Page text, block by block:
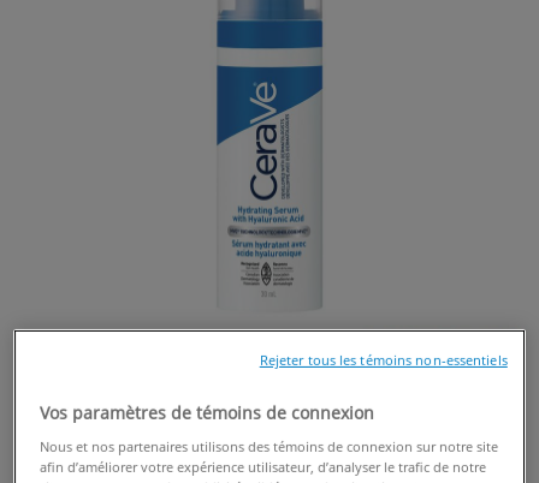
Vos paramètres de témoins de connexion
Nous et nos partenaires utilisons des témoins de connexion sur notre site
afin d’améliorer votre expérience utilisateur, d’analyser le trafic de notre
Rejeter tous les témoins non-essentiels